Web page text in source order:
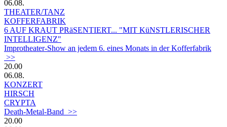
06.08.
THEATER/TANZ
KOFFERFABRIK
6 AUF KRAUT PRäSENTIERT... "MIT KüNSTLERISCHER
INTELLIGENZ"
Improtheater-Show an jedem 6. eines Monats in der Kofferfabrik
>>
20.00
06.08.
KONZERT
HIRSCH
CRYPTA
Death-Metal-Band >>
20.00